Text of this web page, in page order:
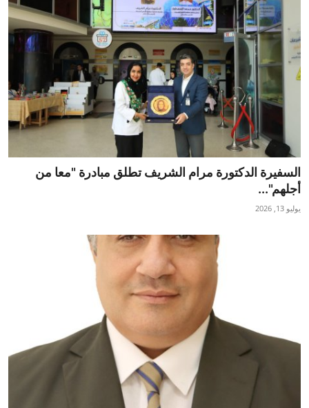
السفيرة الدكتورة مرام الشريف تطلق مبادرة "معا من
أجلهم"...
يوليو 13, 2026